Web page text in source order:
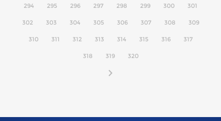
294 295 296 297 298 299 300 301
302 303 304 305 306 307 308 309
310 311 312 313 314 315 316 317
318 319 320